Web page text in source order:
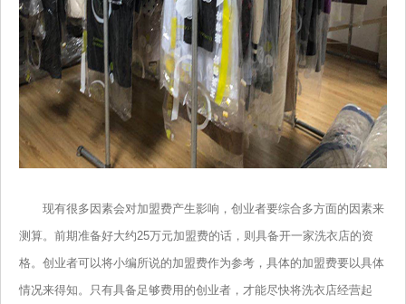
现有很多因素会对加盟费产生影响，创业者要综合多方面的因素来
测算。前期准备好大约25万元加盟费的话，则具备开一家洗衣店的资
格。创业者可以将小编所说的加盟费作为参考，具体的加盟费要以具体
情况来得知。只有具备足够费用的创业者，才能尽快将洗衣店经营起